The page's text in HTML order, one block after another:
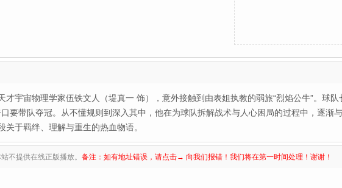
宇宙物理学家伍铁文人（堤真一 饰），意外接触到由表姐执教的弱旅“烈焰公牛”。球
要带队夺冠。从不懂规则到深入其中，他在为球队拆解战术与人心困局的过程中，逐渐
于羁绊、理解与重生的热血物语。
不提供在线正版播放。 备注：如有地址错误，请点击→ 向我们报错！我们将在第一时间处理！谢谢！